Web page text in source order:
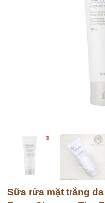
Sữa rửa mặt trắng